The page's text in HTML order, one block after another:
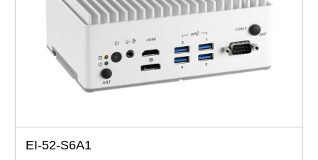
EI-52-S6A1